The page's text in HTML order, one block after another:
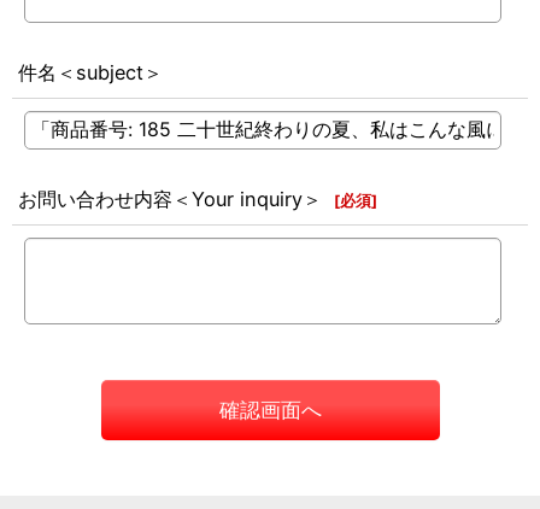
件名＜subject＞
お問い合わせ内容＜Your inquiry＞ [必須]
確認画面へ